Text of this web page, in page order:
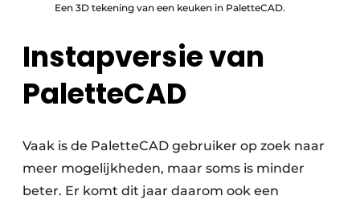
Een 3D tekening van een keuken in PaletteCAD.
Instapversie van
PaletteCAD
Vaak is de PaletteCAD gebruiker op zoek naar
meer mogelijkheden, maar soms is minder
beter. Er komt dit jaar daarom ook een